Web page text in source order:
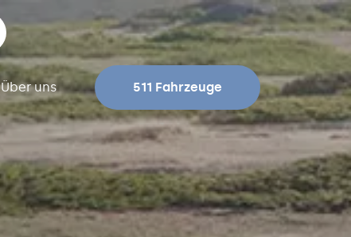
Über uns 511 Fahrzeuge